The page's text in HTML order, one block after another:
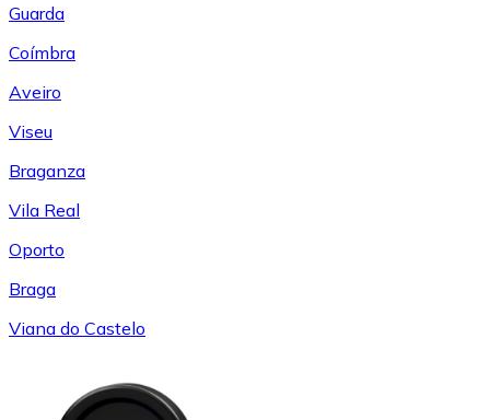
Guarda
Coímbra
Aveiro
Viseu
Braganza
Vila Real
Oporto
Braga
Viana do Castelo